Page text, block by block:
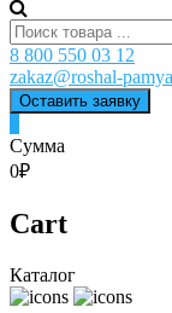
Search
for:
8 800 550 03 12
zakaz@roshal-
Оставить заявку
Сумма
0₽
Cart
Каталог